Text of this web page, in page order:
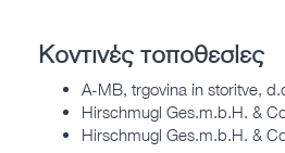
Κοντινές τοποθεσίες
A-MB, trgovina in storitve,
Hirschmugl Ges.m.b.H. &
Hirschmugl Ges.m.b.H. &